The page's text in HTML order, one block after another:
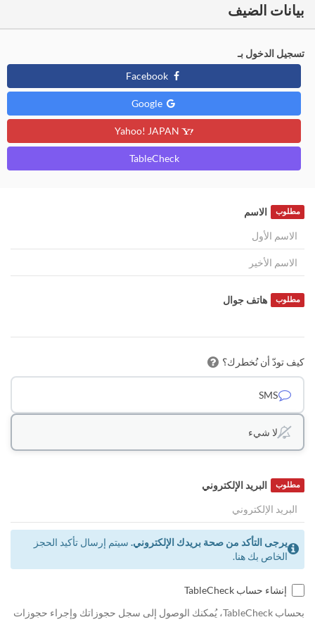
بيانات الضيف
تسجيل الدخول بـ
Facebook
Google
TableCheck
الاسم مطلوب
هاتف جوال مطلوب
كيف تودّ أن نُخطرك؟
SMS
لا شيء
البريد الإلكتروني مطلوب
يرجى التأكد من صحة بريدك الإلكتروني. سيتم إرسال تأكيد الحجز
الخاص بك هنا.
إنشاء حساب TableCheck
بحساب TableCheck، يُمكنك الوصول إلى سجل حجوزاتك وإجراء حجوزات